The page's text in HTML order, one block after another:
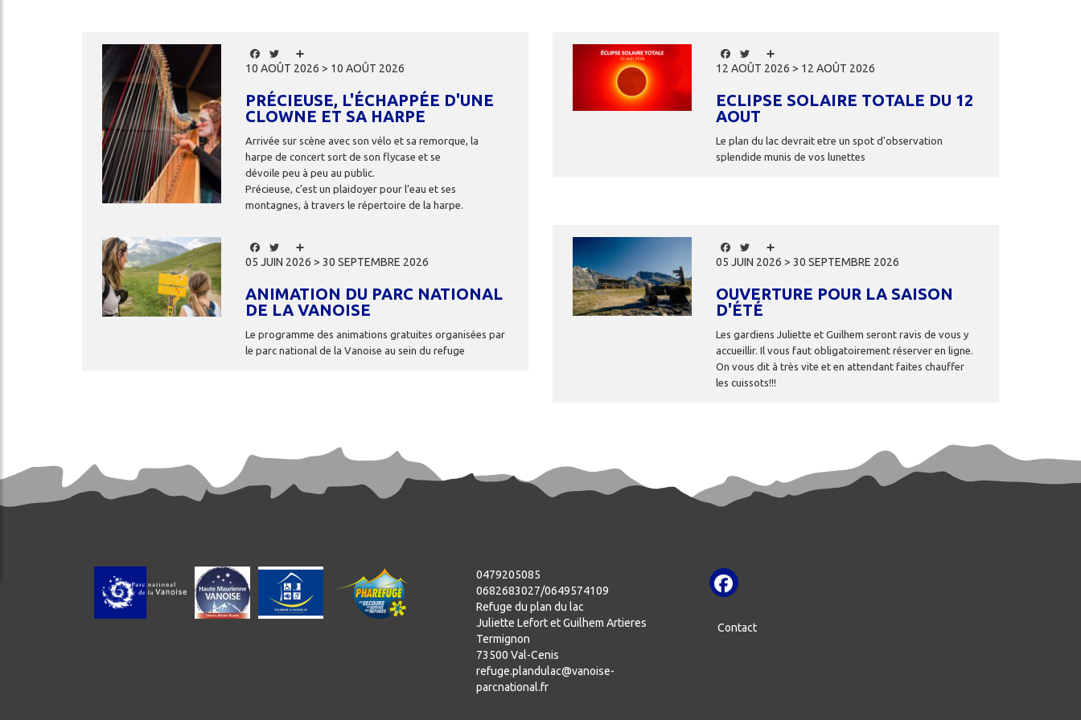
Image Facebook
Twitter
10 AOÛT 2026 > 10 AOÛT 2026
PRÉCIEUSE, L'ÉCHAPPÉE D'UNE
CLOWNE ET SA HARPE
Arrivée sur scène avec son vélo et sa remorque, la
harpe de concert sort de son flycase et se
dévoile peu à peu au public.
Précieuse, c’est un plaidoyer pour l’eau et ses
montagnes, à travers le répertoire de la harpe.
Image Facebook
Twitter
12 AOÛT 2026 > 12 AOÛT 2026
ECLIPSE SOLAIRE TOTALE DU 12
AOUT
Le plan du lac devrait etre un spot d'observation
splendide munis de vos lunettes
Image Facebook
Twitter
05 JUIN 2026 > 30 SEPTEMBRE 2026
ANIMATION DU PARC NATIONAL
DE LA VANOISE
Le programme des animations gratuites organisées par
le parc national de la Vanoise au sein du refuge
Facebook
Twitter
05 JUIN 2026 > 30 SEPTEMBRE 2026
OUVERTURE POUR LA SAISON
D'ÉTÉ
Les gardiens Juliette et Guilhem seront ravis de vous y
accueillir. Il vous faut obligatoirement réserver en ligne.
On vous dit à très vite et en attendant faites chauffer
les cuissots!!!
0479205085
0682683027/0649574109
Refuge du plan du lac
Juliette Lefort et Guilhem Artieres
Termignon
73500 Val-Cenis
refuge.plandulac@vanoise-
parcnational.fr
Contact